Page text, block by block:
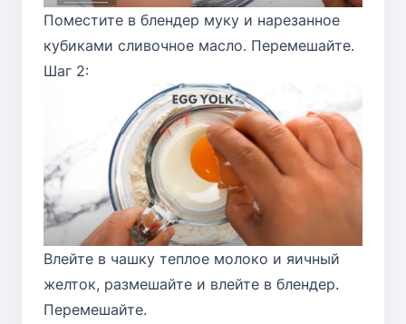
Поместите в блендер муку и нарезанное
кубиками сливочное масло. Перемешайте.
Шаг 2:
Влейте в чашку теплое молоко и яичный
желток, размешайте и влейте в блендер.
Перемешайте.